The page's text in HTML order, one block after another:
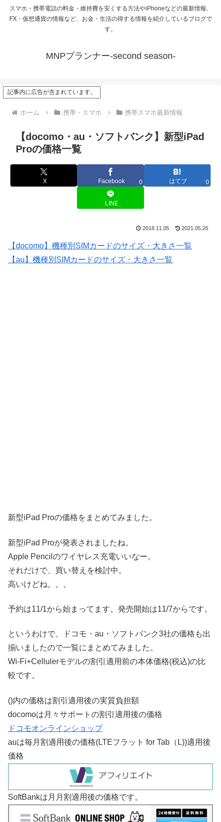
スマホ・携帯電話の料金・維持費を安くする方法やiPhoneなどの最新情報、
FX・仮想通貨の情報など、お金・生活の得する情報を紹介しているブログで
す。
MNPプランナー-second season-
記事内に広告が含まれています。
ホーム 携帯・スマホ 携帯スマホ最新情報
【docomo・au・ソフトバンク】新型iPad
Proの価格一覧
X Facebook 0 はてブ 0
LINE
2018.11.05 2021.05.26
【docomo】機種別SIMカードのサイズ・大きさ一覧
【au】機種別SIMカードのサイズ・大きさ一覧
新型iPad Proの価格をまとめてみました。
新型iPad Proが発表されましたね。
Apple Pencilのワイヤレス充電いいなー。
それだけで、買い替えを検討中。
高いけどね。。。
予約は11/1から始まってます。発売開始は11/7からです。
というわけで、ドコモ・au・ソフトバンク3社の価格も出
揃いましたので一覧にまとめてみました。
Wi-Fi+Cellulerモデルの割引適用前の本体価格(税込)の比
較です。
()内の価格は割引適用後の実質負担額
docomoは月々サポートの割引適用後の価格
ドコモオンラインショップ
auは毎月割適用後の価格(LTEフラット for Tab（L))適用後
価格
SoftBankは月月割適用後の価格です。